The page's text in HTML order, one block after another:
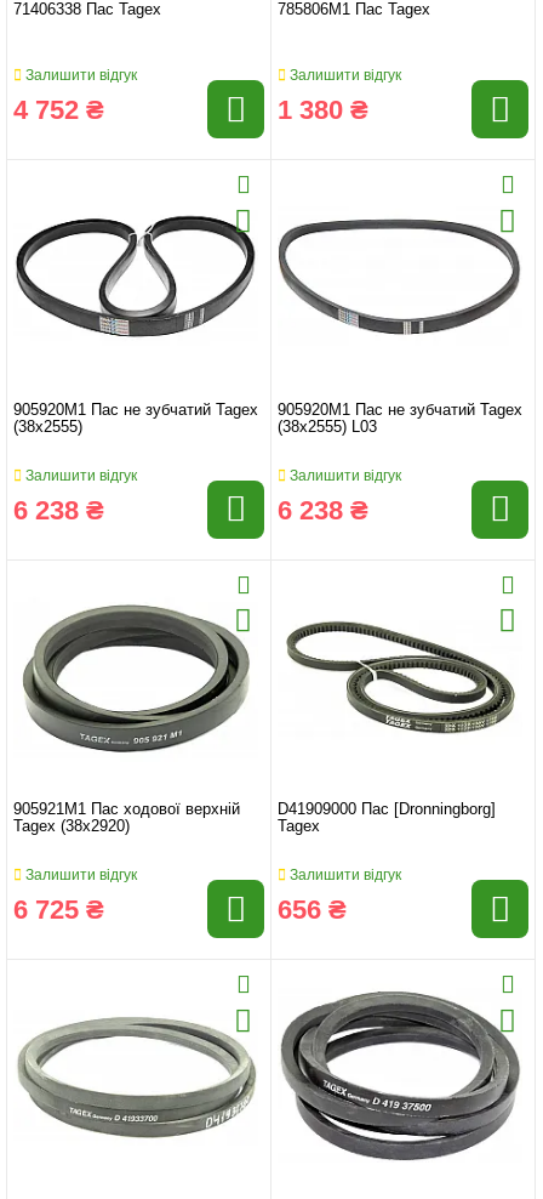
71406338 Пас Tagex
Залишити відгук
4 752 ₴
785806M1 Пас Tagex
Залишити відгук
1 380 ₴
905920M1 Пас не зубчатий Tagex
(38x2555)
Залишити відгук
6 238 ₴
905920M1 Пас не зубчатий Tagex
(38x2555) L03
Залишити відгук
6 238 ₴
905921M1 Пас ходової верхній
Tagex (38x2920)
Залишити відгук
6 725 ₴
D41909000 Пас [Dronningborg]
Tagex
Залишити відгук
656 ₴